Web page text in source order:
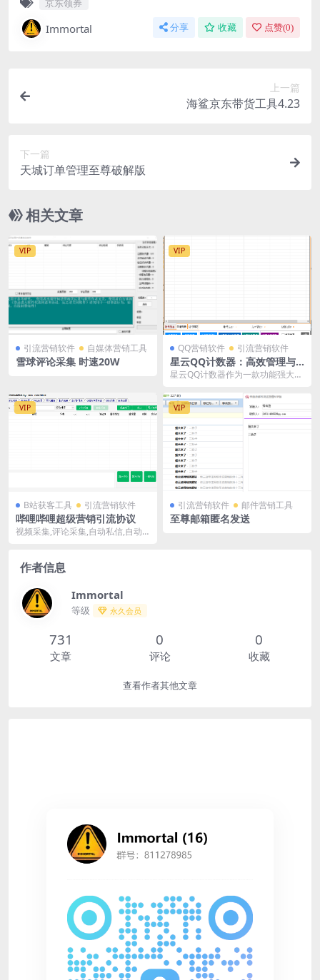
京东领券
Immortal 分享 收藏 点赞(0)
上一篇
海鲨京东带货工具4.23
下一篇
天城订单管理至尊破解版
相关文章
VIP
引流营销软件 自媒体营销工具
雪球评论采集 时速20W
VIP
QQ营销软件 引流营销软件
星云QQ计数器：高效管理与
统计的利器
星云QQ计数器作为一款功能强大的
统计添加人数、快捷...
VIP
B站获客工具 引流营销软件
哔哩哔哩超级营销引流协议
视频采集,评论采集,自动私信,自动
VIP
引流营销软件 邮件营销工具
至尊邮箱匿名发送
作者信息
Immortal
等级 永久会员
731
文章
0
评论
0
收藏
查看作者其他文章